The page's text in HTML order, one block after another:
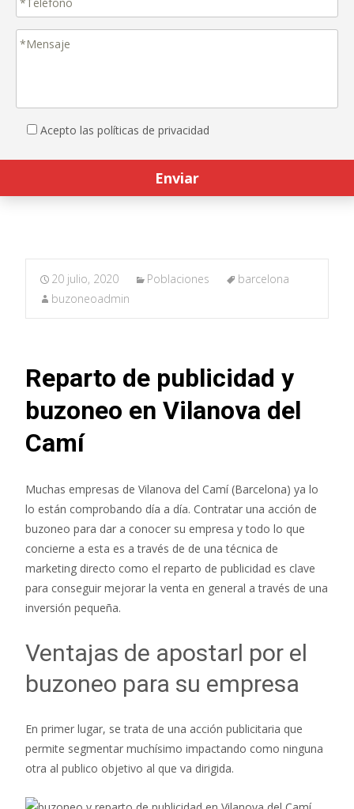
Acepto las políticas de privacidad
20 julio, 2020 Poblaciones
barcelona
buzoneoadmin
Reparto de publicidad y
buzoneo en Vilanova del
Camí
Muchas empresas de Vilanova del Camí (Barcelona) ya lo
lo están comprobando día a día. Contratar una acción de
buzoneo para dar a conocer su empresa y todo lo que
concierne a esta es a través de de una técnica de
marketing directo como el reparto de publicidad es clave
para conseguir mejorar la venta en general a través de una
inversión pequeña.
Ventajas de apostarl por el
buzoneo para su empresa
En primer lugar, se trata de una acción publicitaria que
permite segmentar muchísimo impactando como ninguna
otra al publico objetivo al que va dirigida.